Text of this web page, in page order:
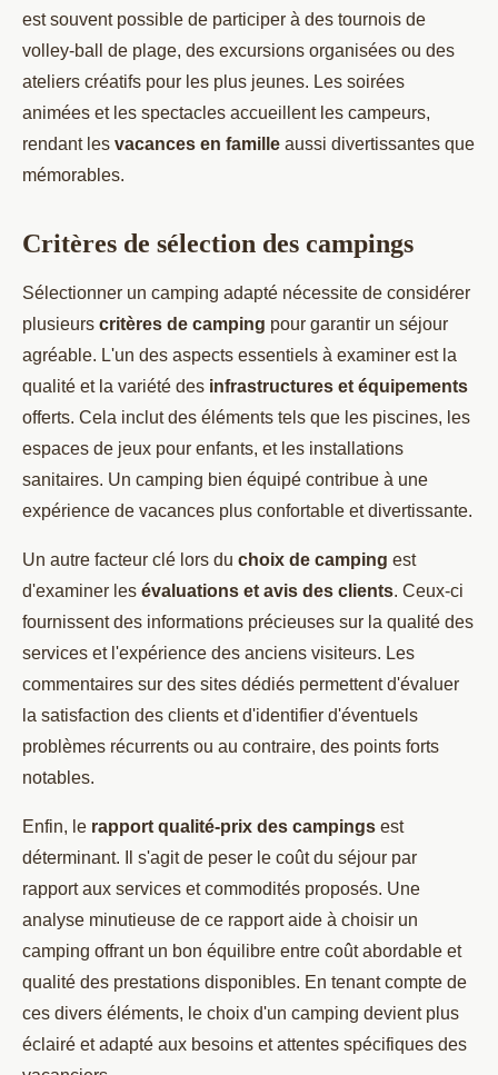
est souvent possible de participer à des tournois de
volley-ball de plage, des excursions organisées ou des
ateliers créatifs pour les plus jeunes. Les soirées
animées et les spectacles accueillent les campeurs,
rendant les vacances en famille aussi divertissantes que
mémorables.
Critères de sélection des campings
Sélectionner un camping adapté nécessite de considérer
plusieurs critères de camping pour garantir un séjour
agréable. L'un des aspects essentiels à examiner est la
qualité et la variété des infrastructures et équipements
offerts. Cela inclut des éléments tels que les piscines, les
espaces de jeux pour enfants, et les installations
sanitaires. Un camping bien équipé contribue à une
expérience de vacances plus confortable et divertissante.
Un autre facteur clé lors du choix de camping est
d'examiner les évaluations et avis des clients. Ceux-ci
fournissent des informations précieuses sur la qualité des
services et l'expérience des anciens visiteurs. Les
commentaires sur des sites dédiés permettent d'évaluer
la satisfaction des clients et d'identifier d'éventuels
problèmes récurrents ou au contraire, des points forts
notables.
Enfin, le rapport qualité-prix des campings est
déterminant. Il s'agit de peser le coût du séjour par
rapport aux services et commodités proposés. Une
analyse minutieuse de ce rapport aide à choisir un
camping offrant un bon équilibre entre coût abordable et
qualité des prestations disponibles. En tenant compte de
ces divers éléments, le choix d'un camping devient plus
éclairé et adapté aux besoins et attentes spécifiques des